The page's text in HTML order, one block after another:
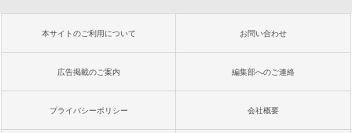
本サイトのご利用について お問い合わせ
広告掲載のご案内 編集部へのご連絡
プライバシーポリシー 会社概要